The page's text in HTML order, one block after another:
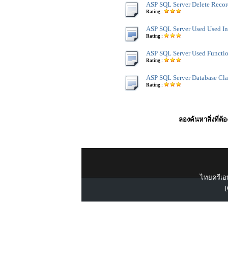
ASP SQL Server Delete
Rating :
ASP SQL Server Used Used
Rating :
ASP SQL Server Used
Rating :
ASP SQL Server Database
Rating :
ลองค้นหาสิ่งที่ต้อ
ไทยครีเอ
[